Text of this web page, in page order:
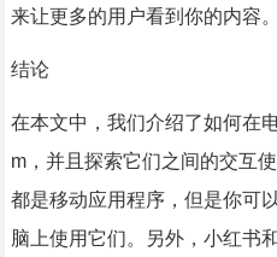
来让更多的用户看到你的内容。
结论
在本文中，我们介绍了如何在
m，并且探索它们之间的交互
都是移动应用程序，但是你可
脑上使用它们。另外，小红书